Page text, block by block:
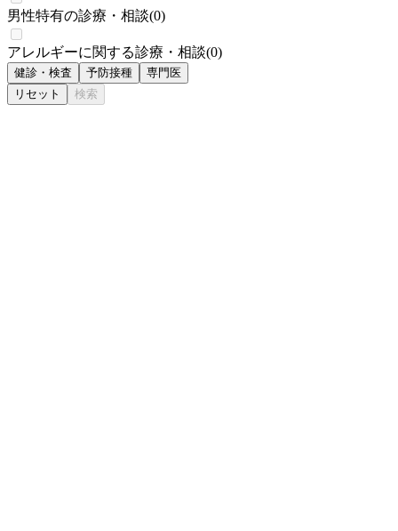
男性特有の診療・相談(0)
アレルギーに関する診療・相談(0)
健診・検査 予防接種
専門医
リセット
検索